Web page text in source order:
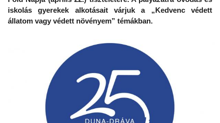
iskolás gyerekek alkotásait várjuk a „Kedvenc védett
állatom vagy védett növényem” témákban.